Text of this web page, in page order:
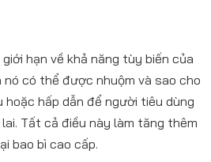
hạn về khả năng tùy biến của
có thể được nhuộm và sao cho
hấp dẫn để người tiêu dùng
Tất cả điều này làm tăng thêm
bao bì cao cấp.